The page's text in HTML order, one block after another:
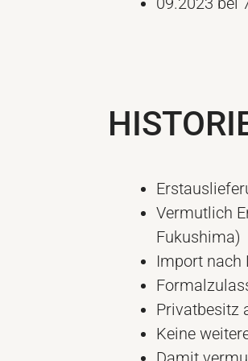
Vermutlich
Fukushima)
Import nach
Privatbesitz
Keine